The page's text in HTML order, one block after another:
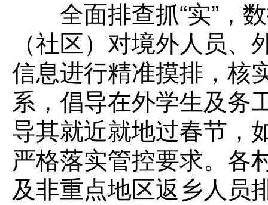
全面排查抓“实”，数
（社区）对境外人员
信息进行精准摸排，核
系，倡导在外学生及务
导其就近就地过春节，
严格落实管控要求。各
及非重点地区返乡人员